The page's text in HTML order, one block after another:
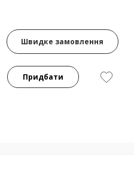
Швидке замовлення
Придбати